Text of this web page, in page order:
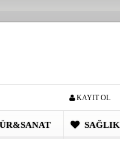
KAYIT OL
SAĞLIK